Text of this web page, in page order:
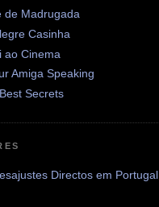
de Madrugada
Casinha
ao Cinema
Amiga Speaking
Secrets
Directos em Portugal